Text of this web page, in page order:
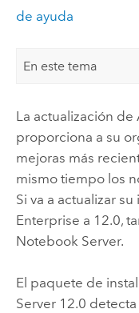
de ayuda
En este tema
La actualización de
proporciona a su
mejoras más
mismo tiempo los
Si va a actualizar
Enterprise a 12.0,
Notebook Server.
El paquete de
Server 12.0 detecta